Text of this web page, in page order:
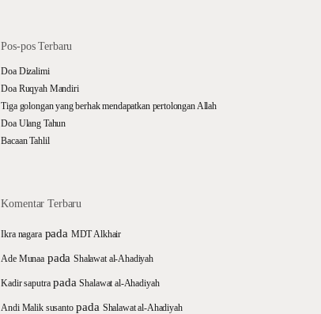
Pos-pos Terbaru
Doa Dizalimi
Doa Ruqyah Mandiri
Tiga golongan yang berhak mendapatkan pertolongan Allah
Doa Ulang Tahun
Bacaan Tahlil
Komentar Terbaru
Ikra nagarapada MDT Alkhair
Ade Munaa padaShalawat al-Ahadiyah
Kadir saputrapadaShalawat al-Ahadiyah
Andi Malik susantopada Shalawat al-Ahadiyah